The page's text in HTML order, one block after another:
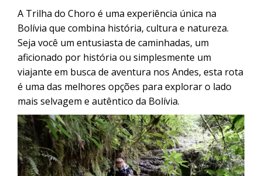
A Trilha do Choro é uma experiência única na
Bolívia que combina história, cultura e natureza.
Seja você um entusiasta de caminhadas, um
aficionado por história ou simplesmente um
viajante em busca de aventura nos Andes, esta rota
é uma das melhores opções para explorar o lado
mais selvagem e autêntico da Bolívia.